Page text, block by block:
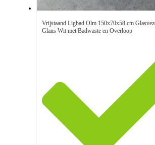
Vrijstaand Ligbad Olm 150x70x58 cm
Glans Wit met Badwaste en Overloop